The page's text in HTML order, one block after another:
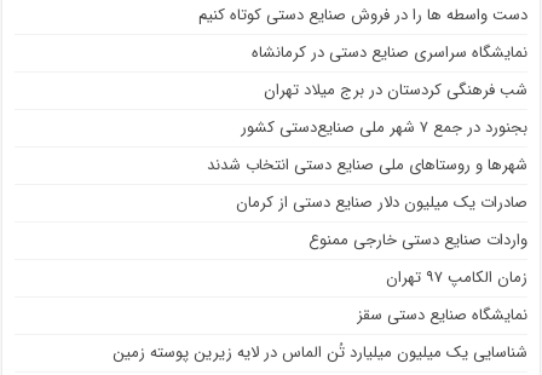
دست واسطه ها را در فروش صنایع دستی کوتاه کنیم
نمایشگاه سراسری صنایع دستی در کرمانشاه
شب فرهنگی کردستان در برج میلاد تهران
بجنورد در جمع ۷ شهر ملی صنایع‌دستی کشور
شهر‌ها و روستا‌های ملی صنایع‌ دستی انتخاب شدند
صادرات یک میلیون دلار صنایع دستی از کرمان
واردات صنایع دستی خارجی ممنوع
زمان الکامپ ۹۷ تهران
نمایشگاه صنایع دستی سقز
شناسایی یک میلیون میلیارد تُن الماس در لایه زیرین پوسته زمین